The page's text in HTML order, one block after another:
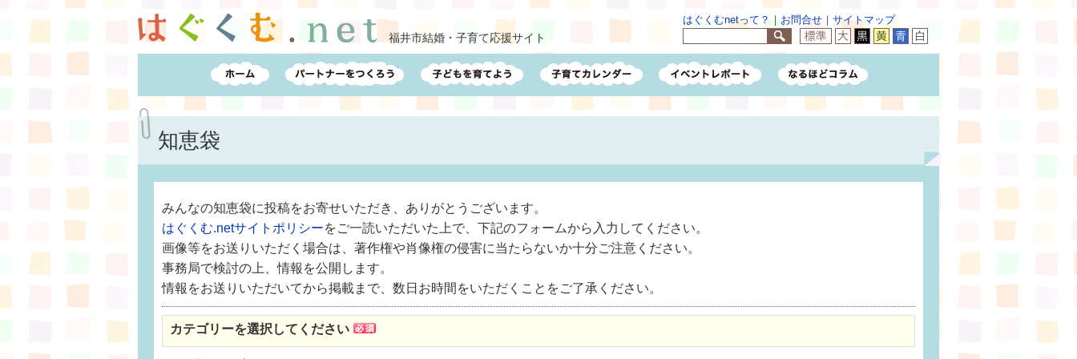
福井市結婚・子育て応援サイト
はぐくむnetって？ ｜ お問合せ ｜ サイトマップ
知恵袋
みんなの知恵袋に投稿をお寄せいただき、ありがとうございます。
はぐくむ.netサイトポリシーをご一読いただいた上で、下記のフォームから入力してください。
画像等をお送りいただく場合は、著作権や肖像権の侵害に当たらないか十分ご注意ください。
事務局で検討の上、情報を公開します。
情報をお送りいただいてから掲載まで、数日お時間をいただくことをご了承ください。
カテゴリーを選択してください